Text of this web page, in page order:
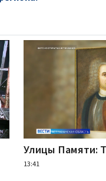
Улицы Памяти:
13:41